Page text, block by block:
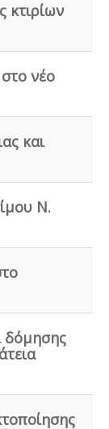
-
μη
την έκδοση
μετά από
μελέτης
παλιών
ζωικών
2009 και
μη
κτιρίων
νέο
και
Ν.
δόμησης